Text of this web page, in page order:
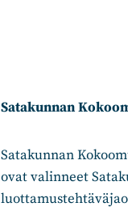
Satakunnan
Satakunnan
ovat valinneet